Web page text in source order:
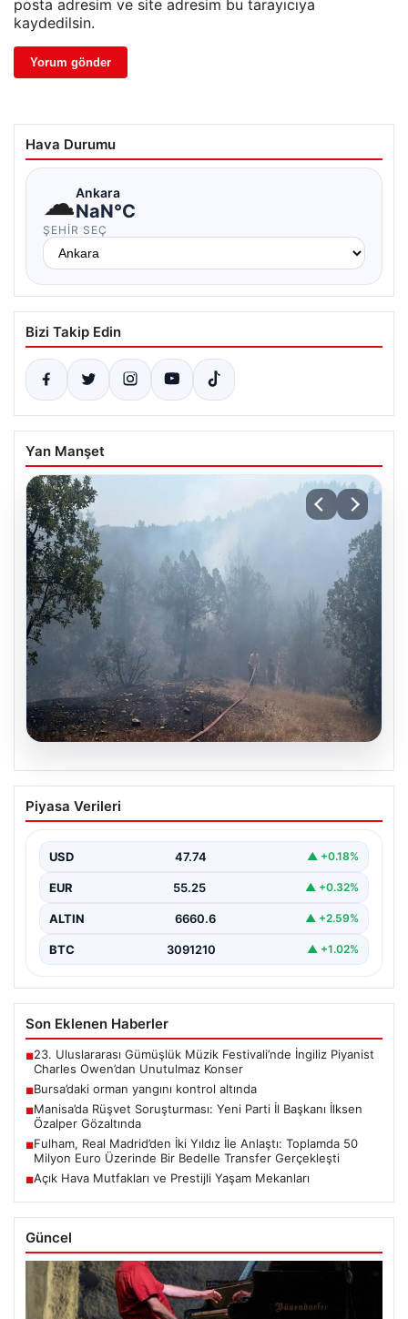
posta adresim ve site adresim bu tarayıcıya
kaydedilsin.
Hava Durumu
☁Ankara
NaN°C
ŞEHIR SEÇ
Bizi Takip Edin
Yan Manşet
Bursa’daki orman yangını kontrol altında
Piyasa Verileri
USD 47.74 ▲ +0.18%
EUR 55.25 ▲ +0.32%
ALTIN 6660.6 ▲ +2.59%
BTC 3091210 ▲ +1.02%
Son Eklenen Haberler
■23. Uluslararası Gümüşlük Müzik Festivali’nde İngiliz Piyanist
Charles Owen’dan Unutulmaz Konser
■Bursa’daki orman yangını kontrol altında
■Manisa’da Rüşvet Soruşturması: Yeni Parti İl Başkanı İlksen
Özalper Gözaltında
■Fulham, Real Madrid’den İki Yıldız İle Anlaştı: Toplamda 50
Milyon Euro Üzerinde Bir Bedelle Transfer Gerçekleşti
■Açık Hava Mutfakları ve Prestijli Yaşam Mekanları
Güncel